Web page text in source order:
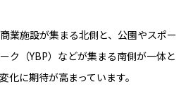
業施設が集まる北側と、公園やスポー
ク（YBP）などが集まる南側が一体と
化に期待が高まっています。